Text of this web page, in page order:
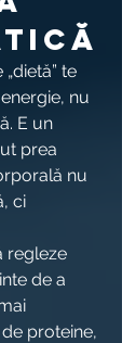
te
nu
E un
prea
nu
ci
regleze
de a
proteine,